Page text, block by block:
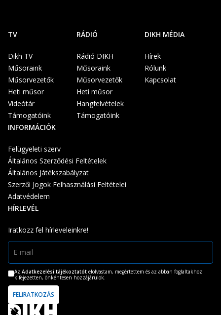
TV
Dikh TV
Műsoraink
Műsorvezetők
Heti műsor
Videótár
Támogatóink
RÁDIÓ
Rádió DIKH
Műsoraink
Műsorvezetők
Heti műsor
Hangfelvételek
Támogatóink
DIKH MÉDIA
Hírek
Rólunk
Kapcsolat
INFORMÁCIÓK
Felügyeleti szerv
Általános Szerződési Feltételek
Általános Játékszabályzat
Szerzői Jogok Felhasználási Feltételei
Adatvédelem
HÍRLEVÉL
Iratkozz fel hírleveleinkre!
Az Adatkezelési tájékoztatót elolvastam, megértettem és az abban foglaltakhoz
kifejezetten, önkéntesen hozzájárulok.